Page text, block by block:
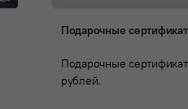
Подарочные
Подарочные
рублей.